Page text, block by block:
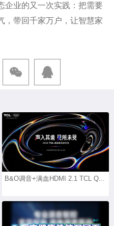
企业的又一次实践：把需要
，带回千家万户，让智慧家
B&O调音+满血HDMI 2.1 TCL Q...